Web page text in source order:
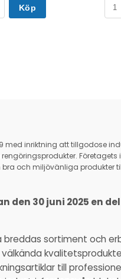
Köp
med inriktning att tillgodose
Företagets
och miljövänliga produkter
den 30 juni 2025 en del
sortiment och
till